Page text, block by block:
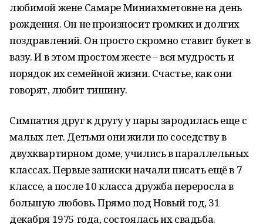
любимой жене Самаре Миниахметовне на день
рождения. Он не произносит громких и долгих
поздравлений. Он просто скромно ставит букет в
вазу. И в этом простом жесте – вся мудрость и
порядок их семейной жизни. Счастье, как они
говорят, любит тишину.
Симпатия друг к другу у пары зародилась еще с
малых лет. Детьми они жили по соседству в
двухквартирном доме, учились в параллельных
классах. Первые записки начали писать ещё в 7
классе, а после 10 класса дружба переросла в
большую любовь. Прямо под Новый год, 31
декабря 1975 года, состоялась их свадьба.